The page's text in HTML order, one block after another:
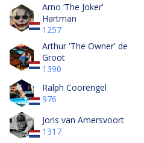
Arno ‘The Joker’
Hartman
1257
Arthur 'The Owner' de
Groot
1390
Ralph Coorengel
976
Joris van Amersvoort
1317